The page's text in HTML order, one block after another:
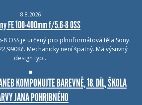
8.8.2026
FE 100-400mm f/5.6-8 OSS
8 OSS je určený pro plnoformátová těla Sony.
Mechanicky není špatný. Má výsuvný
design typ…
KOMPONUJTE BAREVNĚ, 18. DÍL, ŠKOLA
JANA POHRIBNÉHO